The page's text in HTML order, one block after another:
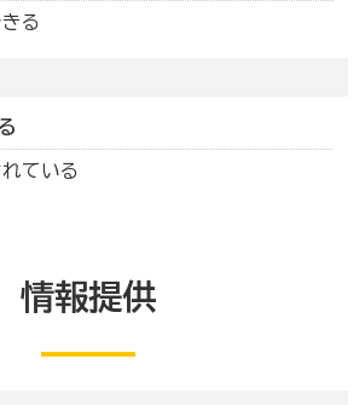
る
ている
情報提供